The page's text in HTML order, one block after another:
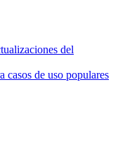
del
casos de uso populares